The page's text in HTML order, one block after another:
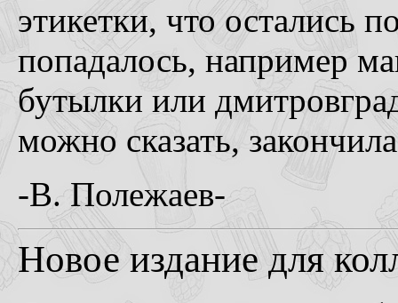
этикетки, что остались
попадалось, например
бутылки или
можно сказать,
-В. Полежаев-
Новое издание для